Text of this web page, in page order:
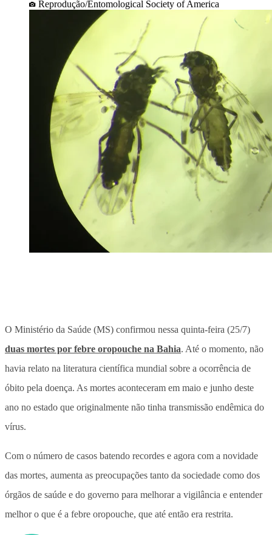
Reprodução/Entomological Society of America
O Ministério da Saúde (MS) confirmou nessa quinta-feira (25/7)
duas mortes por febre oropouche na Bahia. Até o momento, não
havia relato na literatura científica mundial sobre a ocorrência de
óbito pela doença. As mortes aconteceram em maio e junho deste
ano no estado que originalmente não tinha transmissão endêmica do
vírus.
Com o número de casos batendo recordes e agora com a novidade
das mortes, aumenta as preocupações tanto da sociedade como dos
órgãos de saúde e do governo para melhorar a vigilância e entender
melhor o que é a febre oropouche, que até então era restrita.